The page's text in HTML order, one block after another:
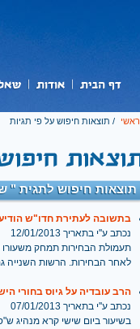
ראשי / תוצאות חיפוש על פי תגיות
תוצאות חיפוש לתגית "
בתשובה לעתירת חדו"ש
נכתב ע''י בתאריך 12/01/2013
תעמולת הבחירות תמחק משעורו
לאחר הבחירות. הרשות השנייה
הרב עובדיה על גיוס בחורי
נכתב ע''י בתאריך 07/01/2013
בשיעור ביום שישי קרא מנהיג